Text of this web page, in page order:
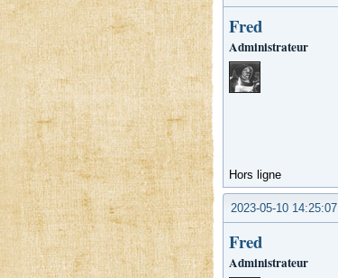
Fred
Administrateur
Hors ligne
2023-05-10 14:25:07
Fred
Administrateur